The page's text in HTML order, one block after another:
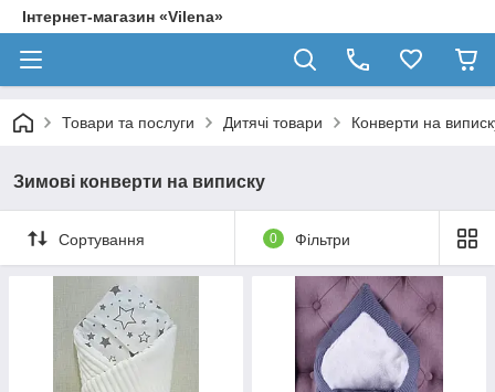
Інтернет-магазин «Vilena»
Товари та послуги Дитячі товари Конверти на
Зимові конверти на виписку
Сортування 0 Фільтри